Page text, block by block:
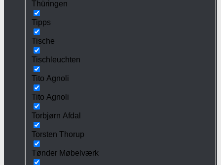
Thüringen
Tipps
Tische
Tischleuchten
Tito Agnoli
Tito Agnoli
Torbjørn Afdal
Torsten Thorup
Tønder Møbelværk